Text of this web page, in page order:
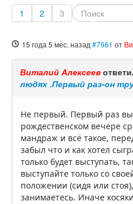
1 2 3
15 года 5 мес. назад #7961 от
Виталий Алексеев
людях .Первый раз-он
Не первый. Первый раз
рождественском вечере
мандраж и всё такое,
забыл что и как хотел
только будет выступать,
выступайте только со
положении (сидя или
занимаетесь. Иначе